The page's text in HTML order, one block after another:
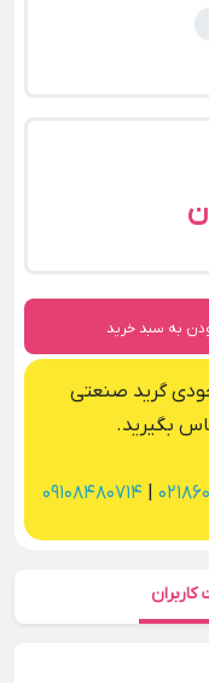
به سبد خرید
گرید صنعتی
بگیرید.
09108480714
کاربران